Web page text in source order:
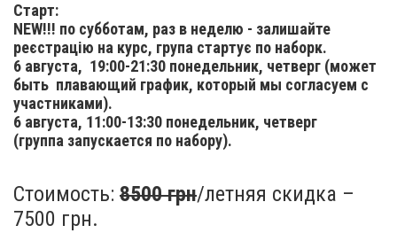
Старт:
NEW!!! по субботам, раз в неделю - залишайте
реєстрацію на курс, група стартує по наборк.
6 августа, 19:00-21:30 понедельник, четверг (может
быть плавающий график, который мы согласуем с
участниками).
6 августа, 11:00-13:30 понедельник, четверг
(группа запускается по набору).
Стоимость: 8500 грн/летняя скидка –
7500 грн.